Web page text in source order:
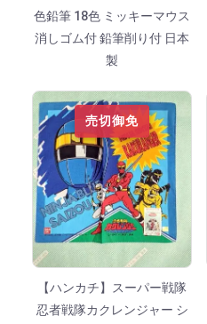
色鉛筆 18色 ミッキーマウス
消しゴム付 鉛筆削り付 日本
製
売切御免
【ハンカチ】スーパー戦隊
忍者戦隊カクレンジャー シ